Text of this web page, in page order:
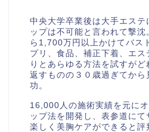
中央大学卒業後は大手エステ
ップは不可能と言われて撃
ら1,700万円以上かけてバス
プリ、食品、補正下着、エ
りとあらゆる方法を試すがど
返すものの３０歳過ぎてか
功。
16,000人の施術実績を元に
ップ法を開発し、表参道にて
楽しく美胸ケアができると